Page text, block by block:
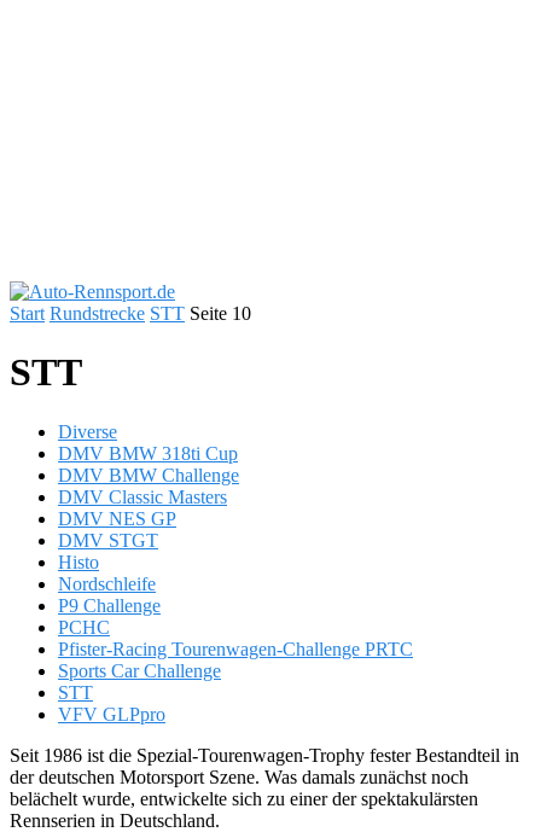
Start Rundstrecke STT Seite 10
STT
Diverse
DMV BMW 318ti Cup
DMV BMW Challenge
DMV Classic Masters
DMV NES GP
DMV STGT
Histo
Nordschleife
P9 Challenge
PCHC
Pfister-Racing Tourenwagen-Challenge PRTC
Sports Car Challenge
STT
VFV GLPpro
Seit 1986 ist die Spezial-Tourenwagen-Trophy fester Bestandteil in
der deutschen Motorsport Szene. Was damals zunächst noch
belächelt wurde, entwickelte sich zu einer der spektakulärsten
Rennserien in Deutschland.